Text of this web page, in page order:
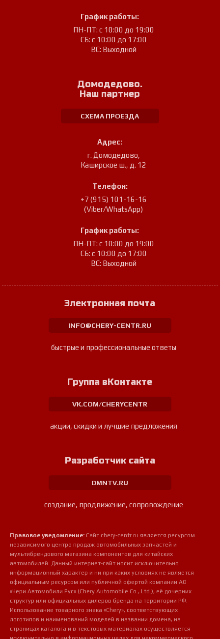
График работы:
ПН-ПТ: с 10:00 до 19:00
СБ: с 10:00 до 17:00
ВС: Выходной
Домодедово.
Наш партнер
СХЕМА ПРОЕЗДА
Адрес:
г. Домодедово,
Каширское ш., д. 12
Телефон:
+7 (915) 101-16-16
(Viber/WhatsApp)
График работы:
ПН-ПТ: с 10:00 до 19:00
СБ: с 10:00 до 17:00
ВС: Выходной
Электронная почта
INFO@CHERY-CENTR.RU
быстрые и профессиональные ответы
Группа вКонтакте
VK.COM/CHERYCENTR
акции, скидки и лучшие предложения
Разработчик сайта
DMNTV.RU
создание, продвижение, сопровождение
Правовое уведомление: Сайт chery-centr.ru является ресурсом
независимого центра продаж автомобильных запчастей и
мультибрендового магазина компонентов для китайских
автомобилей. Данный интернет-сайт носит исключительно
информационный характер и ни при каких условиях не является
официальным ресурсом или публичной офертой компании АО
«Чери Автомобили Рус» (Chery Automobile Co., Ltd.), её дочерних
структур или официальных дилеров бренда на территории РФ.
Использование товарного знака «Chery», соответствующих
логотипов и наименований моделей в названии домена, на
страницах каталога и в текстовых материалах осуществляется